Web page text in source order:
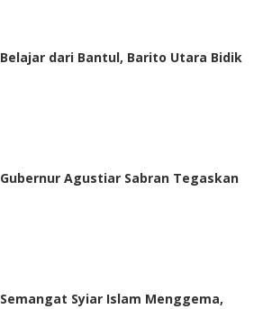
Belajar dari Bantul, Barito Utara Bidik
Gubernur Agustiar Sabran Tegaskan
Semangat Syiar Islam Menggema,